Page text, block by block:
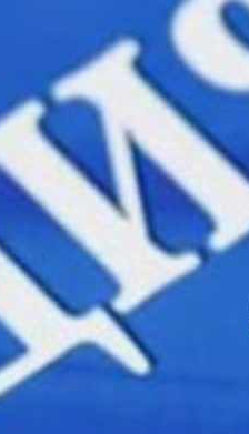
в
РФ
1 июля
Владимир Путин подписал
даты проведения
по вопросу
в Конституцию
конституция рф
в качестве даты
голосования по
изменений в Конституцию
2020 года. В документе
дата выбрана с учетом
обстановке и
санитарно-